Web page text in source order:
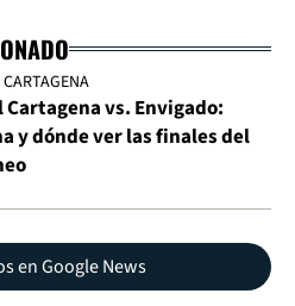
CARTAGENA
Cartagena vs. Envigado:
y dónde ver las finales del
en Google News